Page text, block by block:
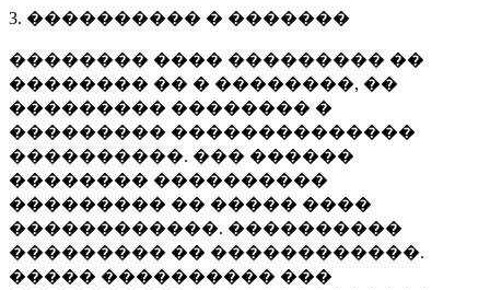
3. ���������� � �������
�������� ���� ��������� ��
�������� �� � ��������, ��
��������� �������� �
��������� ��������������
����������. ��� ������
�������� ����������
��������� �� ����� ����
������������. ����������
��������� �� ������������.
����� ���������� ���